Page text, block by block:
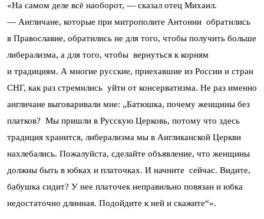
«На самом деле всё наоборот, — сказал отец Михаил.
— Англичане, которые при митрополите Антонии обратились
в Православие, обратились не для того, чтобы получить больше
либерализма, а для того, чтобы вернуться к корням
и традициям. А многие русские, приехавшие из России и стран
СНГ, как раз стремились уйти от консерватизма. Не раз именно
англичане выговаривали мне: „Батюшка, почему женщины без
платков? Мы пришли в Русскую Церковь, потому что здесь
традиция хранится, либерализма мы в Англиканской Церкви
нахлебались. Пожалуйста, сделайте объявление, что женщины
должны быть в юбках и платочках. И начните сейчас. Видите,
бабушка сидит? У нее платочек неправильно повязан и юбка
недостаточно длинная. Подойдите к ней и скажите“».